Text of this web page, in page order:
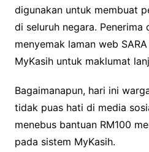
digunakan untuk membuat
di seluruh negara. Penerima
menyemak laman web
MyKasih untuk maklumat
Bagaimanapun, hari ini
tidak puas hati di media
menebus bantuan RM100
pada sistem MyKasih.